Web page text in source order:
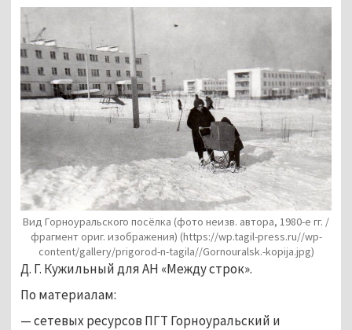
Вид Горноуральского посёлка (фото неизв. автора, 1980-е гг. /
фрагмент ориг. изображения) (https://wp.tagil-press.ru//wp-
content/gallery/prigorod-n-tagila//Gornouralsk.-kopija.jpg)
Д. Г. Кужильный для АН «Между строк».
По материалам:
— сетевых ресурсов ПГТ Горноуральский и